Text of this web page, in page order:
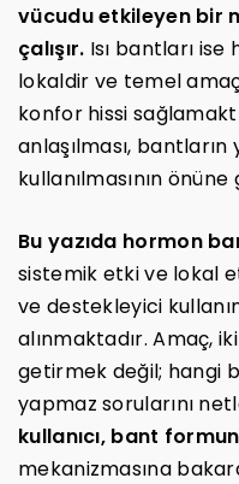
vücudu etkileyen bir
çalışır. Isı bantları
lokaldir ve temel
konfor hissi
anlaşılması,
kullanılmasının önüne
Bu yazıda hormon
sistemik etki ve lokal
ve destekleyici
alınmaktadır. Amaç,
getirmek değil; hangi
yapmaz sorularını
kullanıcı, bant
mekanizmasına